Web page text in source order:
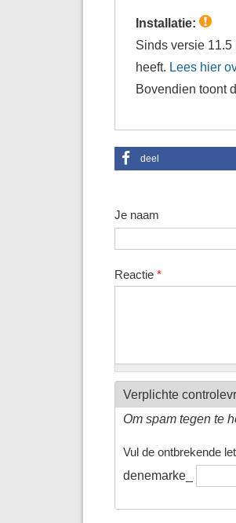
Installatie:
Sinds versie
heeft. Lees hier
Bovendien toont
deel
Je naam
Reactie *
Verplichte
Om spam tegen te
Vul de ontbrekende
denemarke_